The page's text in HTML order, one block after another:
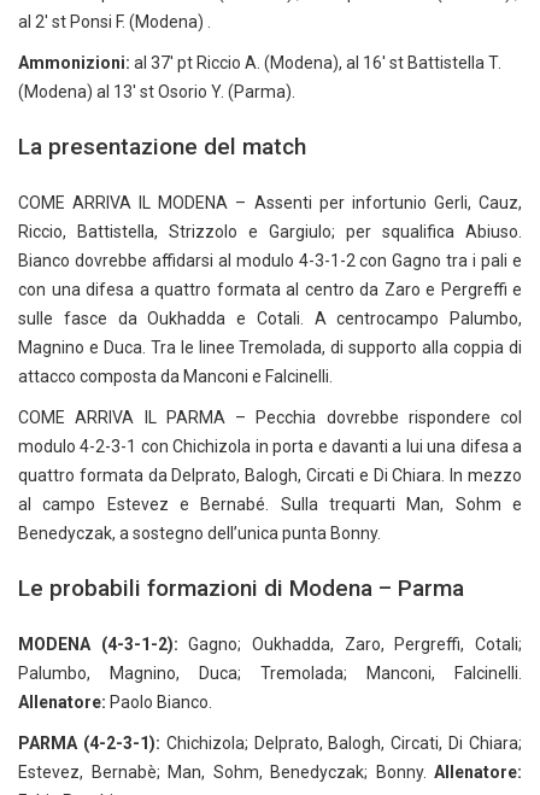
al 2′ st Ponsi F. (Modena) .
Ammonizioni: al 37′ pt Riccio A. (Modena), al 16′ st Battistella T.
(Modena) al 13′ st Osorio Y. (Parma).
La presentazione del match
COME ARRIVA IL MODENA – Assenti per infortunio Gerli, Cauz,
Riccio, Battistella, Strizzolo e Gargiulo; per squalifica Abiuso.
Bianco dovrebbe affidarsi al modulo 4-3-1-2 con Gagno tra i pali e
con una difesa a quattro formata al centro da Zaro e Pergreffi e
sulle fasce da Oukhadda e Cotali. A centrocampo Palumbo,
Magnino e Duca. Tra le linee Tremolada, di supporto alla coppia di
attacco composta da Manconi e Falcinelli.
COME ARRIVA IL PARMA – Pecchia dovrebbe rispondere col
modulo 4-2-3-1 con Chichizola in porta e davanti a lui una difesa a
quattro formata da Delprato, Balogh, Circati e Di Chiara. In mezzo
al campo Estevez e Bernabé. Sulla trequarti Man, Sohm e
Benedyczak, a sostegno dell’unica punta Bonny.
Le probabili formazioni di Modena – Parma
MODENA (4-3-1-2): Gagno; Oukhadda, Zaro, Pergreffi, Cotali;
Palumbo, Magnino, Duca; Tremolada; Manconi, Falcinelli.
Allenatore: Paolo Bianco.
PARMA (4-2-3-1): Chichizola; Delprato, Balogh, Circati, Di Chiara;
Estevez, Bernabè; Man, Sohm, Benedyczak; Bonny. Allenatore: